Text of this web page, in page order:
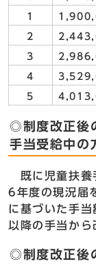
1
2
3
4
5
◎制度改正後
手当受給中の
既に児童扶養
6年度の現況届
に基づいた手
以降の手当から
◎制度改正後